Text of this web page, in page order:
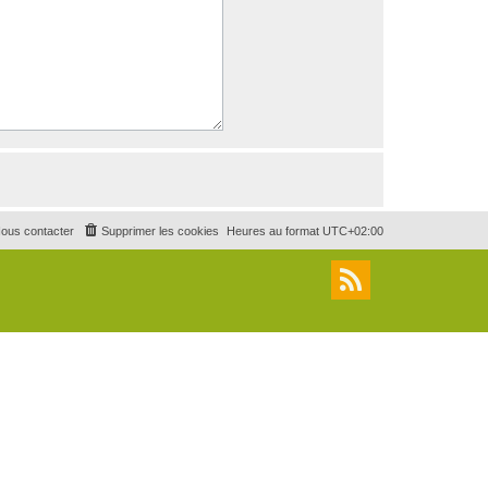
Heures au format UTC+02:00
Supprimer les cookies
contacter